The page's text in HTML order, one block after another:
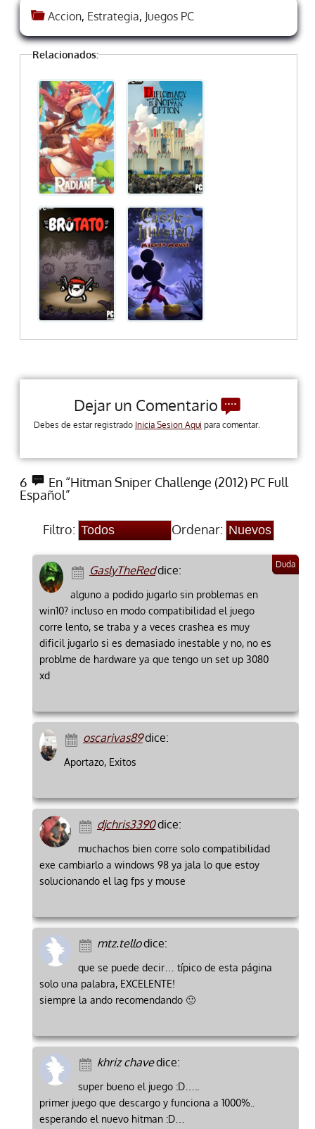
Accion, Estrategia, Juegos PC
Relacionados:
Dejar un Comentario
Debes de estar registrado Inicia Sesion Aqui para comentar.
6
En “Hitman Sniper Challenge (2012) PC Full
Español”
Filtro: Ordenar:
GaslyTheReddice:
alguno a podido jugarlo sin problemas en
win10? incluso en modo compatibilidad el juego
corre lento, se traba y a veces crashea es muy
dificil jugarlo si es demasiado inestable y no, no es
problme de hardware ya que tengo un set up 3080
xd
oscarivas89dice:
Aportazo, Exitos
djchris3390dice:
muchachos bien corre solo compatibilidad
exe cambiarlo a windows 98 ya jala lo que estoy
solucionando el lag fps y mouse
mtz.tellodice:
que se puede decir… típico de esta página
solo una palabra, EXCELENTE!
siempre la ando recomendando 🙂
khriz chavedice:
super bueno el juego :D…..
primer juego que descargo y funciona a 1000%..
esperando el nuevo hitman :D…